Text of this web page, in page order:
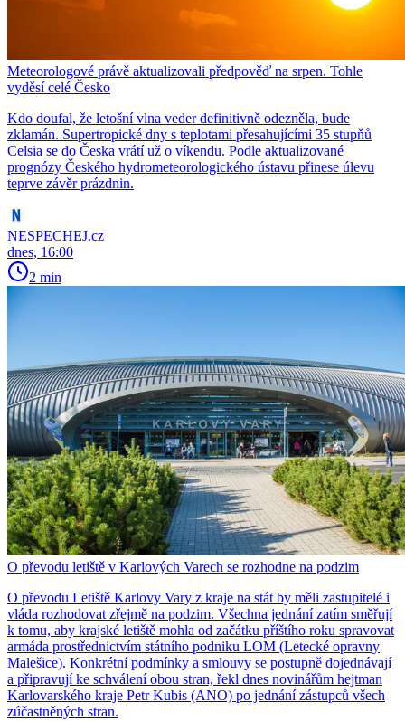
Meteorologové právě aktualizovali předpověď na srpen. Tohle
vyděsí celé Česko
Kdo doufal, že letošní vlna veder definitivně odezněla, bude
zklamán. Supertropické dny s teplotami přesahujícími 35 stupňů
Celsia se do Česka vrátí už o víkendu. Podle aktualizované
prognózy Českého hydrometeorologického ústavu přinese úlevu
teprve závěr prázdnin.
NESPECHEJ.cz
dnes, 16:00
2 min
O převodu letiště v Karlových Varech se rozhodne na podzim
O převodu Letiště Karlovy Vary z kraje na stát by měli zastupitelé i
vláda rozhodovat zřejmě na podzim. Všechna jednání zatím směřují
k tomu, aby krajské letiště mohla od začátku příštího roku spravovat
armáda prostřednictvím státního podniku LOM (Letecké opravny
Malešice). Konkrétní podmínky a smlouvy se postupně dojednávají
a připravují ke schválení obou stran, řekl dnes novinářům hejtman
Karlovarského kraje Petr Kubis (ANO) po jednání zástupců všech
zúčastněných stran.